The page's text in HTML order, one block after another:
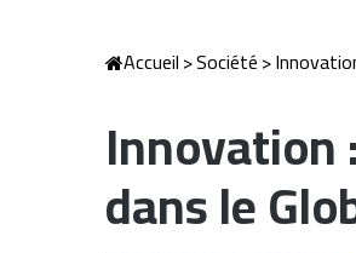
Accueil>Société>
Innovation
dans le